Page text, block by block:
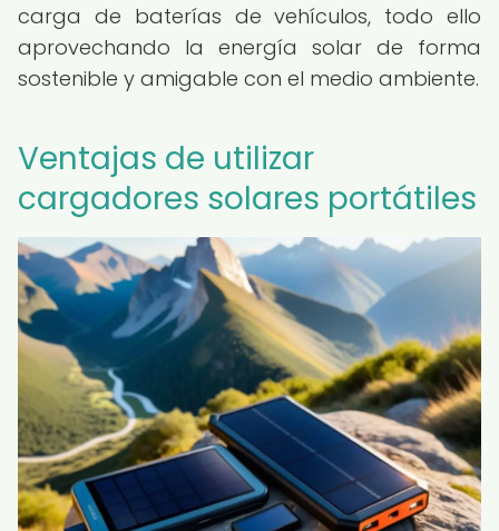
carga de baterías de vehículos, todo ello
aprovechando la energía solar de forma
sostenible y amigable con el medio ambiente.
Ventajas de utilizar
cargadores solares portátiles